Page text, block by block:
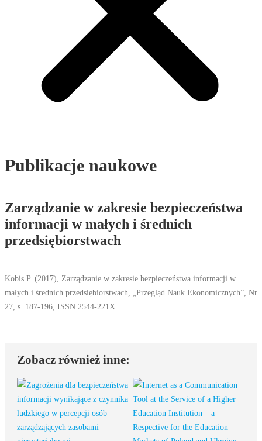
Publikacje naukowe
Zarządzanie w zakresie bezpieczeństwa
informacji w małych i średnich
przedsiębiorstwach
Kobis P. (2017), Zarządzanie w zakresie bezpieczeństwa informacji w
małych i średnich przedsiębiorstwach, „Przegląd Nauk Ekonomicznych”, Nr
27, s. 187-196, ISSN 2544-221X.
Zobacz również inne: